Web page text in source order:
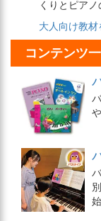
くりとピアノ
大人向け教
コンテンツ